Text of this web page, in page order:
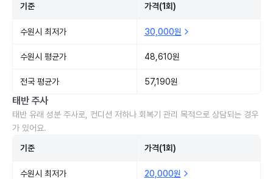
기준 가격(1회)
수원시 최저가 30,000원
수원시 평균가 48,610원
전국 평균가 57,190원
태반 주사
태반 유래 성분 주사로, 컨디션 저하나 회복기 관리 목적으로 상담되는 경우
가 있어요.
기준 가격(1회)
수원시 최저가 20,000원